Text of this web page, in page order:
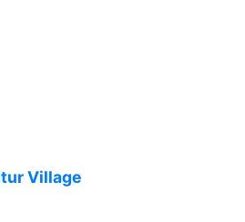
Village